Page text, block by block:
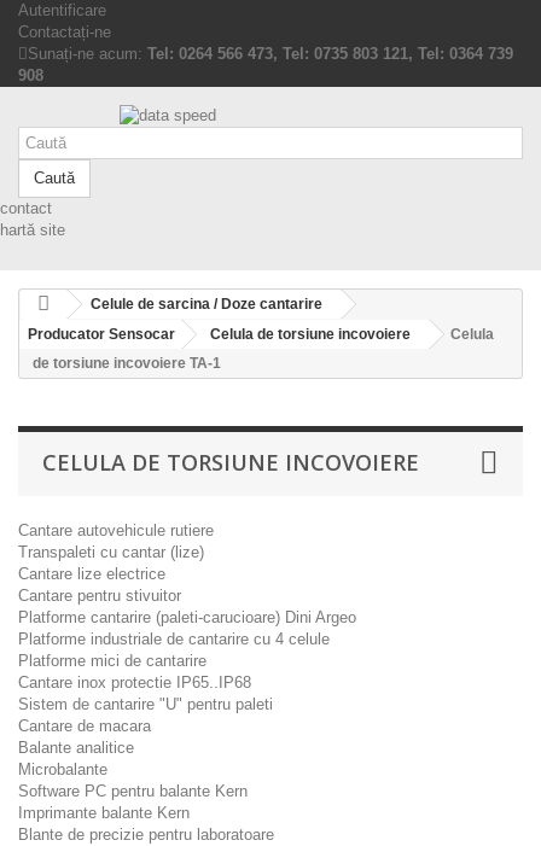
Autentificare
Contactați-ne
Sunați-ne acum: Tel: 0264 566 473, Tel: 0735 803 121, Tel: 0364 739
908
Caută
contact
hartă site
Celule de sarcina / Doze cantarire
Producator Sensocar
Celula de torsiune incovoiere
Celula
de torsiune incovoiere TA-1
CELULA DE TORSIUNE INCOVOIERE
Cantare autovehicule rutiere
Transpaleti cu cantar (lize)
Cantare lize electrice
Cantare pentru stivuitor
Platforme cantarire (paleti-carucioare) Dini Argeo
Platforme industriale de cantarire cu 4 celule
Platforme mici de cantarire
Cantare inox protectie IP65..IP68
Sistem de cantarire "U" pentru paleti
Cantare de macara
Balante analitice
Microbalante
Software PC pentru balante Kern
Imprimante balante Kern
Blante de precizie pentru laboratoare